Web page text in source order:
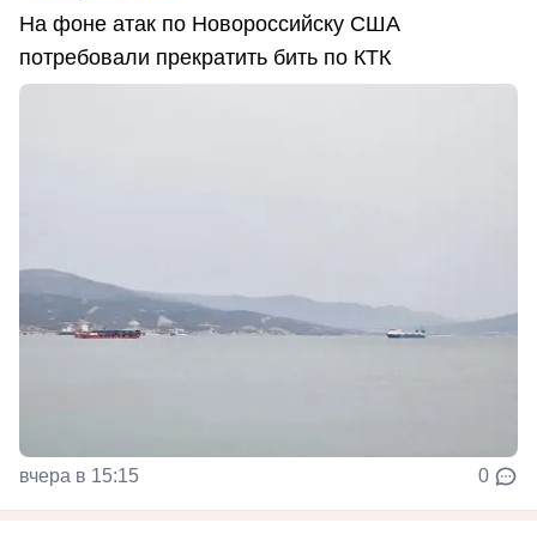
На фоне атак по Новороссийску США
потребовали прекратить бить по КТК
вчера в 15:15 0